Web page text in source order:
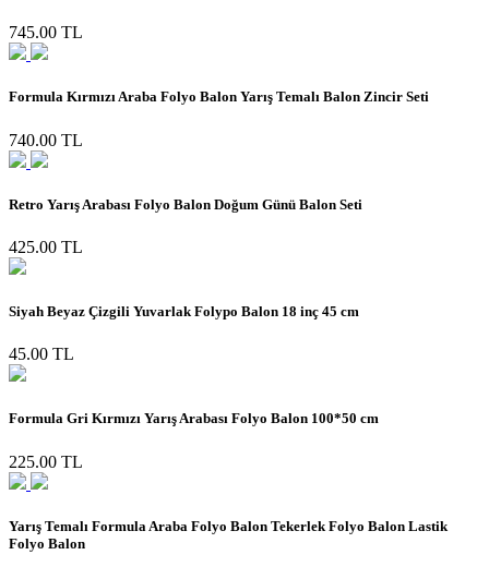
745.00 TL
Formula Kırmızı Araba Folyo Balon Yarış Temalı Balon Zincir Seti
740.00 TL
Retro Yarış Arabası Folyo Balon Doğum Günü Balon Seti
425.00 TL
Siyah Beyaz Çizgili Yuvarlak Folypo Balon 18 inç 45 cm
45.00 TL
Formula Gri Kırmızı Yarış Arabası Folyo Balon 100*50 cm
225.00 TL
Yarış Temalı Formula Araba Folyo Balon Tekerlek Folyo Balon Lastik
Folyo Balon